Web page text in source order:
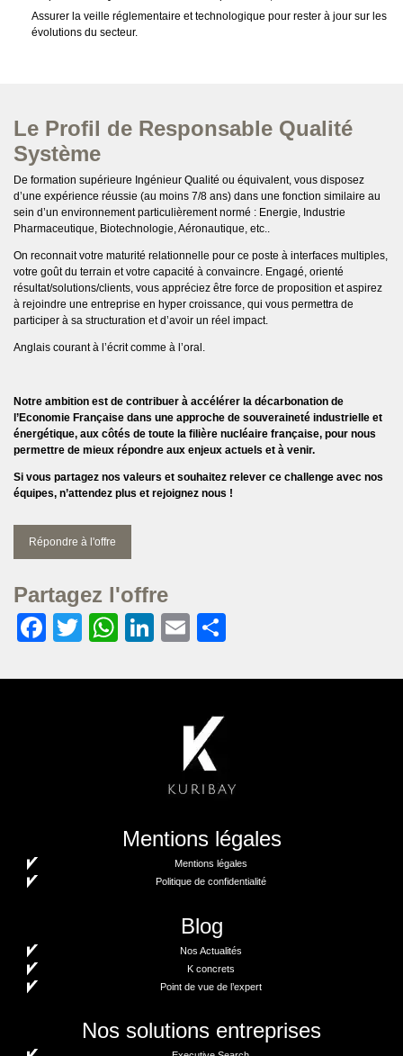
Assurer la veille réglementaire et technologique pour rester à jour sur les
évolutions du secteur.
Le Profil de Responsable Qualité
Système
De formation supérieure Ingénieur Qualité ou équivalent, vous disposez
d’une expérience réussie (au moins 7/8 ans) dans une fonction similaire au
sein d’un environnement particulièrement normé : Energie, Industrie
Pharmaceutique, Biotechnologie, Aéronautique, etc..
On reconnait votre maturité relationnelle pour ce poste à interfaces multiples,
votre goût du terrain et votre capacité à convaincre. Engagé, orienté
résultat/solutions/clients, vous appréciez être force de proposition et aspirez
à rejoindre une entreprise en hyper croissance, qui vous permettra de
participer à sa structuration et d’avoir un réel impact.
Anglais courant à l’écrit comme à l’oral.
Notre ambition est de contribuer à accélérer la décarbonation de
l’Economie Française dans une approche de souveraineté industrielle et
énergétique, aux côtés de toute la filière nucléaire française, pour nous
permettre de mieux répondre aux enjeux actuels et à venir.
Si vous partagez nos valeurs et souhaitez relever ce challenge avec nos
équipes, n’attendez plus et rejoignez nous !
Répondre à l'offre
Partagez l'offre
Facebook
TwitterWhatsApp
LinkedIn
Email
Mentions légales
Mentions légales
Politique de confidentialité
Blog
Nos Actualités
K concrets
Point de vue de l’expert
Nos solutions entreprises